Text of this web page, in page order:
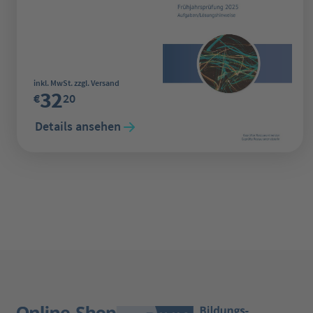
Regulärer Preis:
inkl. MwSt. zzgl. Versand
€3220
Details ansehen